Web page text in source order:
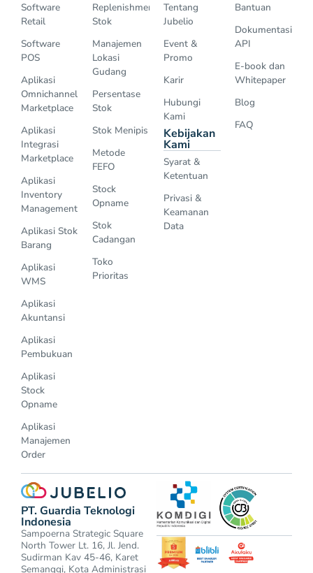
Software
Retail
Software
POS
Aplikasi
Omnichannel
Marketplace
Aplikasi
Integrasi
Marketplace
Aplikasi
Inventory
Management
Aplikasi Stok
Barang
Aplikasi
WMS
Aplikasi
Akuntansi
Aplikasi
Pembukuan
Aplikasi
Stock
Opname
Aplikasi
Manajemen
Order
Replenishment
Stok
Manajemen
Lokasi
Gudang
Persentase
Stok
Stok Menipis
Metode
FEFO
Stock
Opname
Stok
Cadangan
Toko
Prioritas
Tentang
Jubelio
Event &
Promo
Karir
Hubungi
Kami
Kebijakan
Kami
Syarat &
Ketentuan
Privasi &
Keamanan
Data
Bantuan
Dokumentasi
API
E-book dan
Whitepaper
Blog
FAQ
PT. Guardia Teknologi
Indonesia
Sampoerna Strategic Square
North Tower Lt. 16, Jl. Jend.
Sudirman Kav 45-46, Karet
Semanggi, Kota Administrasi